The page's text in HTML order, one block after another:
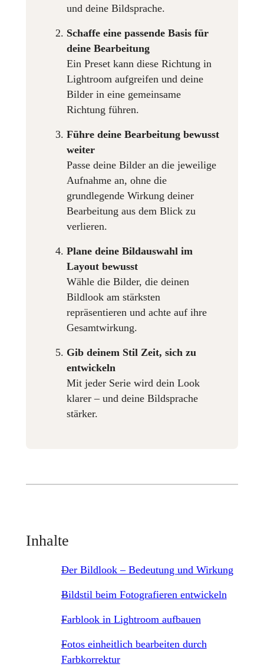
und deine Bildsprache.
Schaffe eine passende Basis für
deine Bearbeitung
Ein Preset kann diese Richtung in
Lightroom aufgreifen und deine
Bilder in eine gemeinsame
Richtung führen.
Führe deine Bearbeitung bewusst
weiter
Passe deine Bilder an die jeweilige
Aufnahme an, ohne die
grundlegende Wirkung deiner
Bearbeitung aus dem Blick zu
verlieren.
Plane deine Bildauswahl im
Layout bewusst
Wähle die Bilder, die deinen
Bildlook am stärksten
repräsentieren und achte auf ihre
Gesamtwirkung.
Gib deinem Stil Zeit, sich zu
entwickeln
Mit jeder Serie wird dein Look
klarer – und deine Bildsprache
stärker.
Inhalte
Der Bildlook – Bedeutung und Wirkung
Bildstil beim Fotografieren entwickeln
Farblook in Lightroom aufbauen
Fotos einheitlich bearbeiten durch
Farbkorrektur